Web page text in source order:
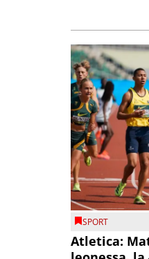
SPORT
Atletica: